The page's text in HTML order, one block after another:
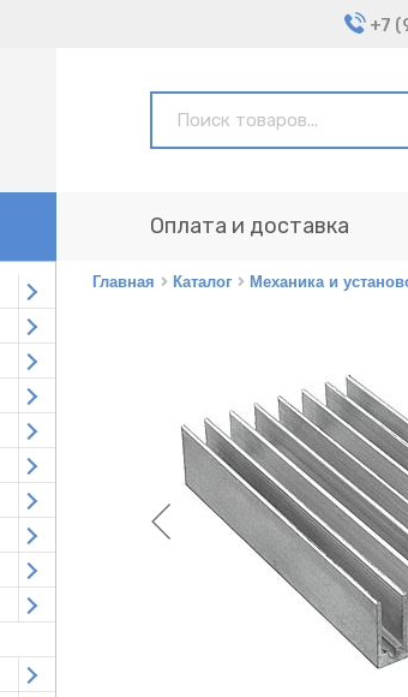
+7
Оплата и доставка
Open submenu
Open submenu
Open submenu
Open submenu
Open submenu
Open submenu
Open submenu
Open submenu
Open submenu
Open submenu
Open submenu
Главная Каталог Механика и